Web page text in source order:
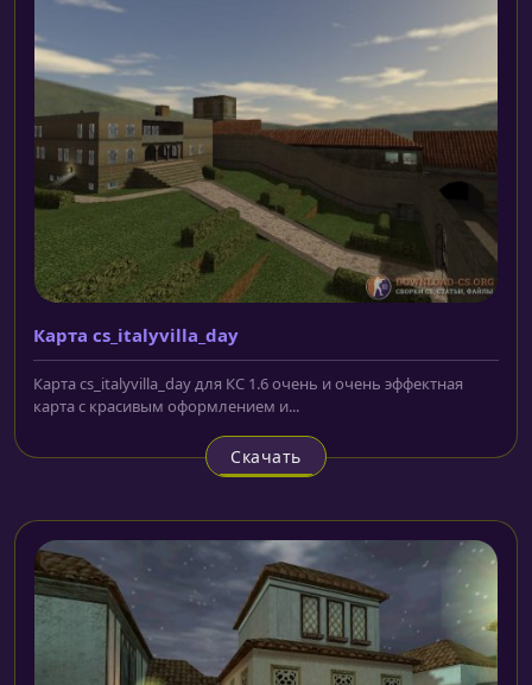
Карта cs_italyvilla_day
Карта cs_italyvilla_day для КС 1.6 очень и очень эффектная
карта с красивым оформлением и...
Скачать